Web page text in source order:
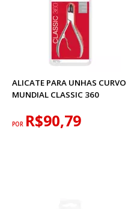
ALICATE PARA UNHAS CURVO
MUNDIAL CLASSIC 360
POR R$90,79